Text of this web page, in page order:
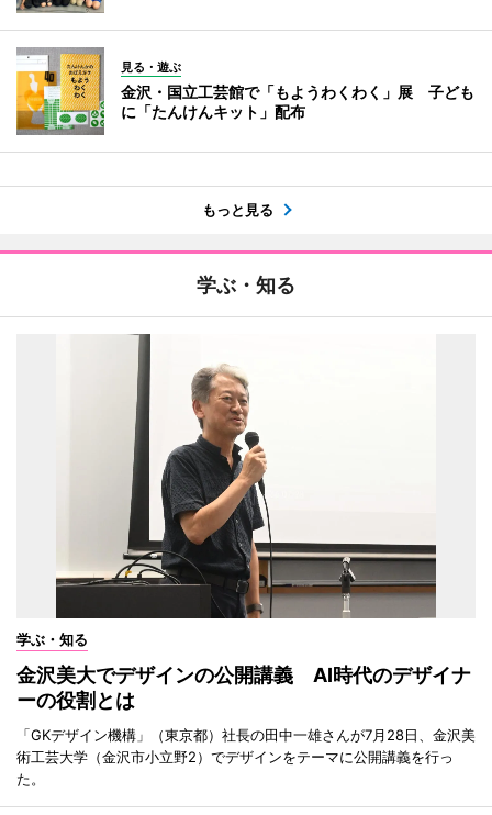
見る・遊ぶ
金沢・国立工芸館で「もようわくわく」展 子ども
に「たんけんキット」配布
もっと見る
学ぶ・知る
学ぶ・知る
金沢美大でデザインの公開講義 AI時代のデザイナ
ーの役割とは
「GKデザイン機構」（東京都）社長の田中一雄さんが7月28日、金沢美
術工芸大学（金沢市小立野2）でデザインをテーマに公開講義を行っ
た。